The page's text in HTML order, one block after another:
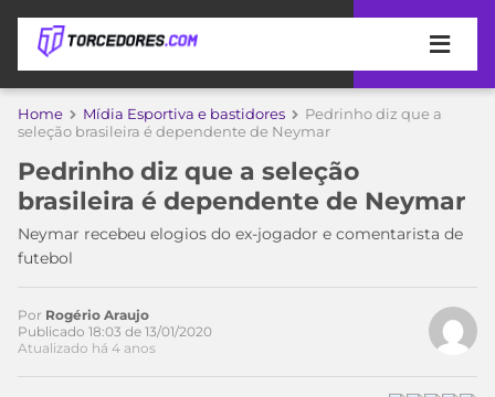
APOSTAS
DE
APOSTA
SITES
DE
APOSTAS
2026
COPA
DO
MUNDO
TIMES
MEU
CAMPEONATOS
Home Mídia Esportiva e bastidores
Pedrinho diz que a
seleção brasileira é dependente de Neymar
Pedrinho diz que a seleção
brasileira é dependente de Neymar
Neymar recebeu elogios do ex-jogador e comentarista de
futebolAcesse o perfil do autor
no Twitter
Por Rogério Araujo
Publicado 18:03 de 13/01/2020
Atualizado há 4 anos